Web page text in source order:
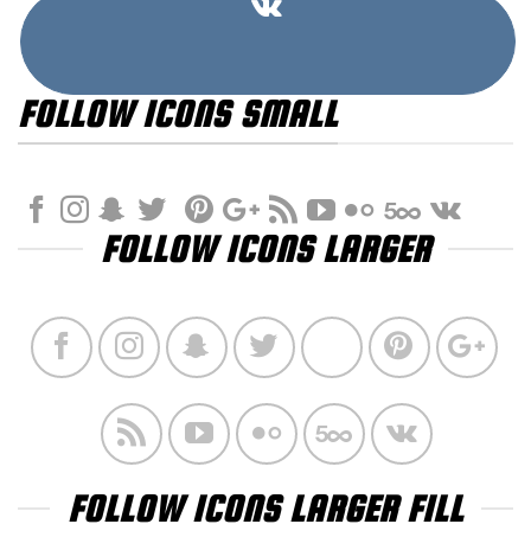
FOLLOW ICONS SMALL
FOLLOW ICONS LARGER
FOLLOW ICONS LARGER FILL